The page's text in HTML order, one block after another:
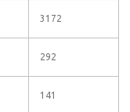
3172
292
141